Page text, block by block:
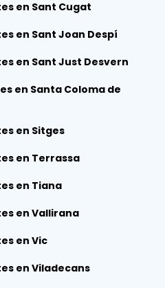
en Sant Cugat
en Sant Joan Despí
en Sant Just Desvern
en Santa Coloma de
en Sitges
en Terrassa
en Tiana
en Vallirana
en Vic
en Viladecans